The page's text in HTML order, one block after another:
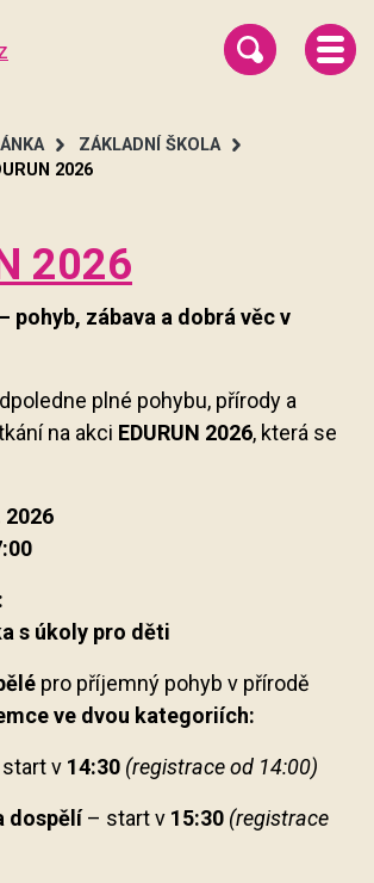
ZÁKLADNÍ ŠKOLA
2026
2026
pohyb, zábava a dobrá věc v
plné pohybu, přírody a
na akci EDURUN 2026, která se
2026
s úkoly pro děti
pro příjemný pohyb v přírodě
ve dvou kategoriích:
v 14:30 (registrace od 14:00)
dospělí– start v 15:30 (registrace